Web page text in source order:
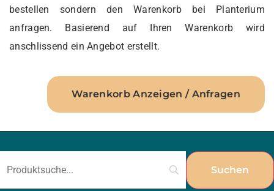
bestellen sondern den Warenkorb bei Planterium
anfragen. Basierend auf Ihren Warenkorb wird
anschlissend ein Angebot erstellt.
Warenkorb Anzeigen / Anfragen